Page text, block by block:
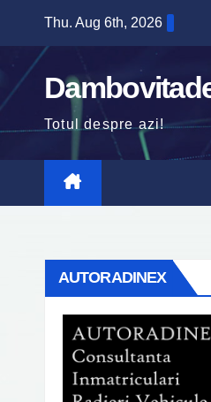
content
Thu. Aug 6th, 2026
Totul despre azi!
AUTORADINEX